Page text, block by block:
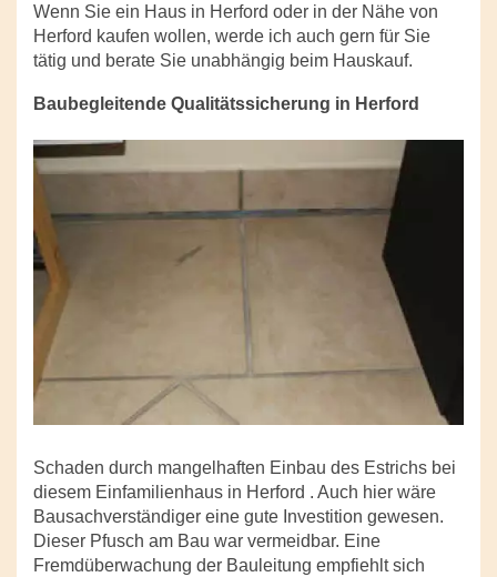
Wenn Sie ein Haus in Herford oder in der Nähe von
Herford kaufen wollen, werde ich auch gern für Sie
tätig und berate Sie unabhängig beim Hauskauf.
Baubegleitende Qualitätssicherung in Herford
Schaden durch mangelhaften Einbau des Estrichs bei
diesem Einfamilienhaus in Herford . Auch hier wäre
Bausachverständiger eine gute Investition gewesen.
Dieser Pfusch am Bau war vermeidbar. Eine
Fremdüberwachung der Bauleitung empfiehlt sich